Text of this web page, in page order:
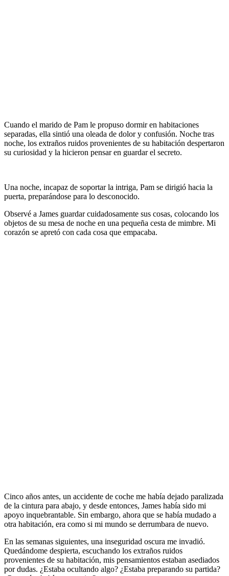
Cuando el marido de Pam le propuso dormir en habitaciones
separadas, ella sintió una oleada de dolor y confusión. Noche tras
noche, los extraños ruidos provenientes de su habitación despertaron
su curiosidad y la hicieron pensar en guardar el secreto.
Una noche, incapaz de soportar la intriga, Pam se dirigió hacia la
puerta, preparándose para lo desconocido.
Observé a James guardar cuidadosamente sus cosas, colocando los
objetos de su mesa de noche en una pequeña cesta de mimbre. Mi
corazón se apretó con cada cosa que empacaba.
Cinco años antes, un accidente de coche me había dejado paralizada
de la cintura para abajo, y desde entonces, James había sido mi
apoyo inquebrantable. Sin embargo, ahora que se había mudado a
otra habitación, era como si mi mundo se derrumbara de nuevo.
En las semanas siguientes, una inseguridad oscura me invadió.
Quedándome despierta, escuchando los extraños ruidos
provenientes de su habitación, mis pensamientos estaban asediados
por dudas. ¿Estaba ocultando algo? ¿Estaba preparando su partida?